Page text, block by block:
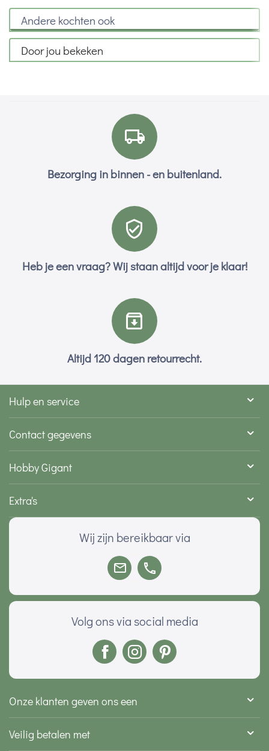
Andere kochten ook
Door jou bekeken
Bezorging in binnen - en buitenland.
Heb je een vraag? Wij staan altijd voor je klaar!
Altijd 120 dagen retourrecht.
Hulp en service
Contact gegevens
Hobby Gigant
Extra's
Wij zijn bereikbaar via
Volg ons via social media
Onze klanten geven ons een
Veilig betalen met